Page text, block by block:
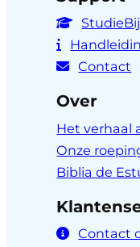
Contact
Over
Het verhaal
Onze
Biblia de
Contact